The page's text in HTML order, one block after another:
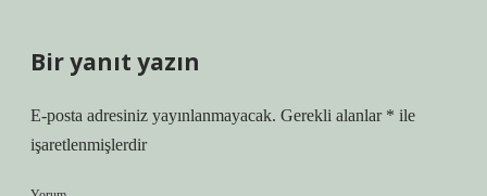
Bir yanıt yazın
E-posta adresiniz yayınlanmayacak. Gerekli alanlar * ile
işaretlenmişlerdir